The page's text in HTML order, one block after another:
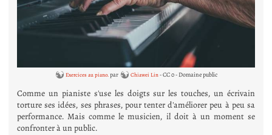
Exercices au piano.par Chiawei Lin- CC 0 - Domaine public
Comme un pianiste s'use les doigts sur les touches, un écrivain
torture ses idées, ses phrases, pour tenter d'améliorer peu à peu sa
performance. Mais comme le musicien, il doit à un moment se
confronter à un public.